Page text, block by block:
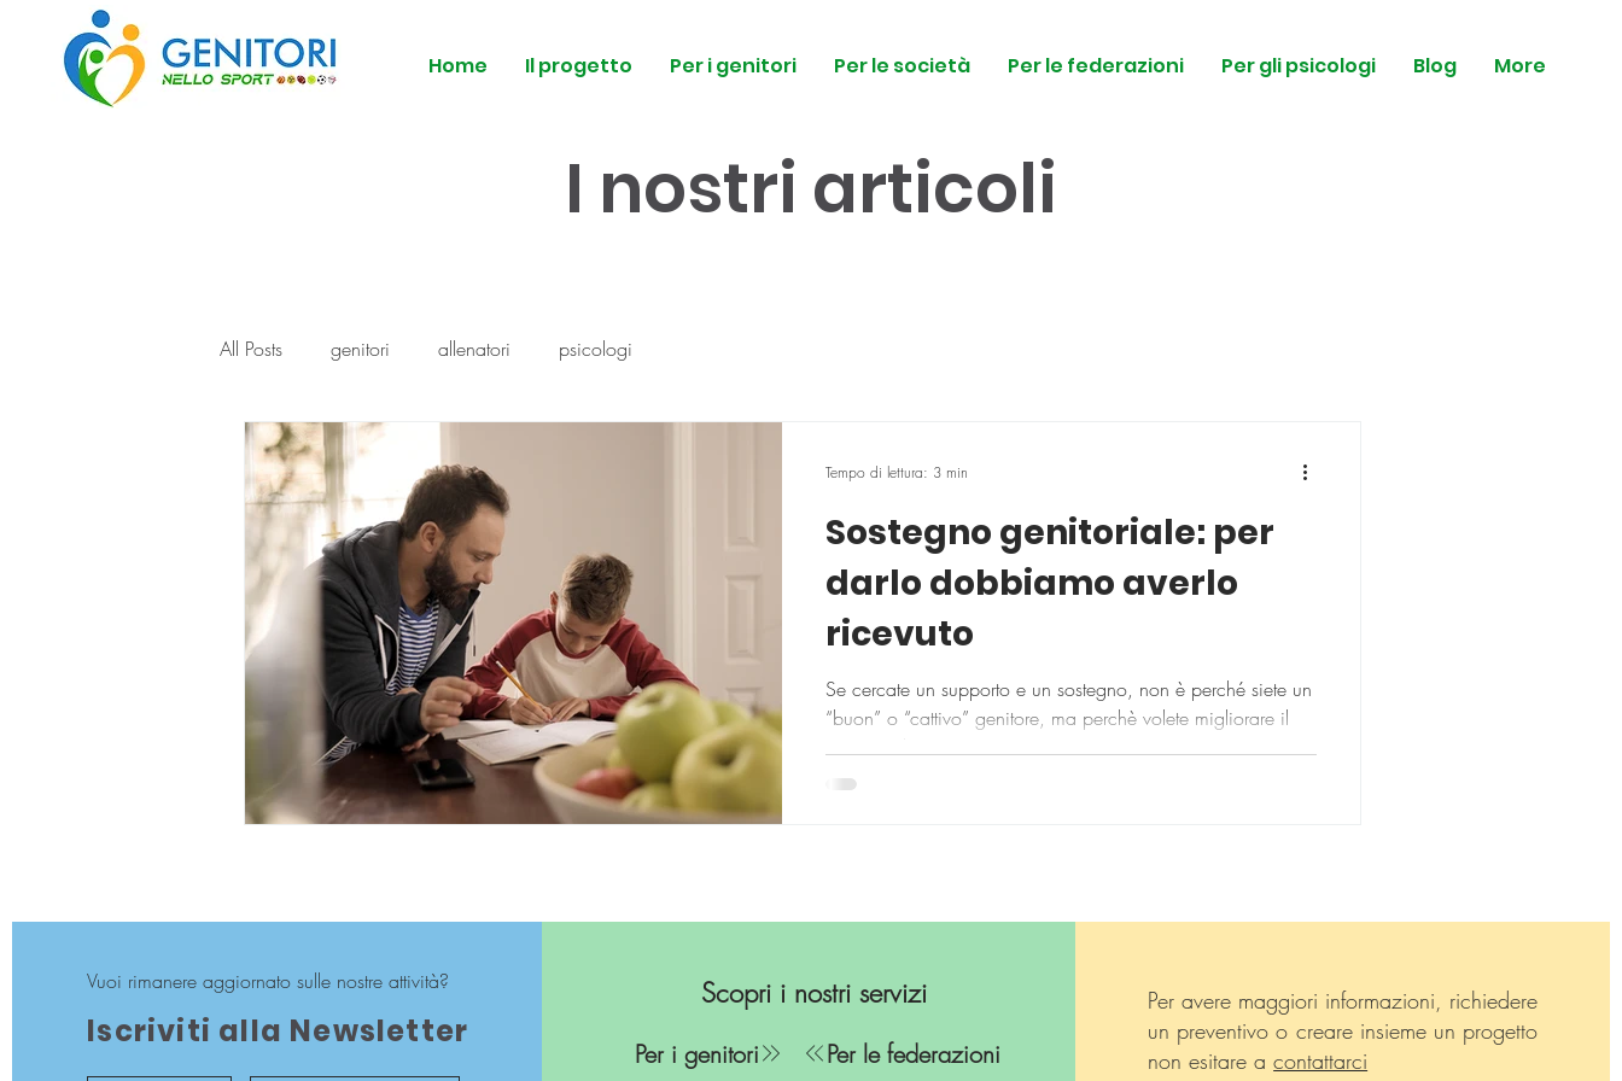
Home Il progetto Per i genitori Per le società Per le federazioni Per gli psicologi Blog More
I nostri articoli
All Posts genitori allenatori psicologi
Sostegno genitoriale: per
darlo dobbiamo averlo
ricevuto
Se cercate un supporto e un sostegno, non è perché siete un
“buon” o “cattivo” genitore, ma perchè volete migliorare il
Tempo di lettura: 3 min
Vuoi rimanere aggiornato sulle nostre attività?
Iscriviti alla Newsletter
Scopri i nostri servizi
Per i genitori Per le federazioni
Per avere maggiori informazioni, richiedere
un preventivo o creare insieme un progetto
non esitare acontattarci